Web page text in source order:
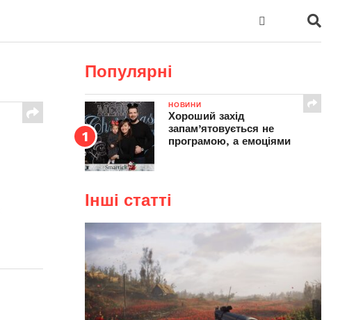
Популярні
НОВИНИ
Хороший захід
запам’ятовується не
програмою, а емоціями
Інші статті